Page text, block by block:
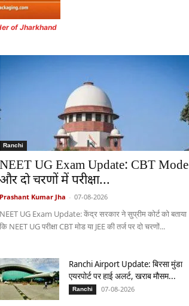
of Jharkhand
Ranchi
NEET UG Exam Update: CBT Mode
और दो चरणों में परीक्षा...
Prashant Kumar Jha - 07-08-2026
NEET UG Exam Update: केंद्र सरकार ने सुप्रीम कोर्ट को बताया
कि NEET UG परीक्षा CBT मोड या JEE की तर्ज पर दो चरणों...
Ranchi Airport Update: बिरसा मुंडा
एयरपोर्ट पर हाई अलर्ट, खराब मौसम...
Ranchi 07-08-2026